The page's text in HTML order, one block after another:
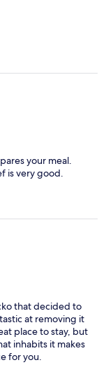
your meal.
is very good.
that decided to
at removing it
place to stay, but
inhabits it makes
for you.